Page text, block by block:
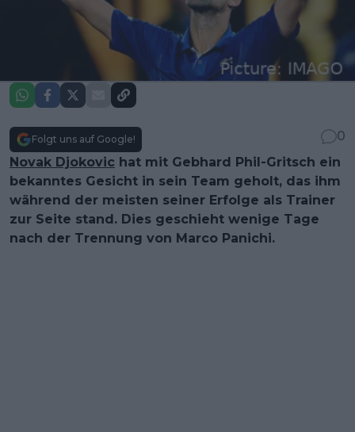
Folgt uns auf Google!
0
Novak Djokovic hat mit Gebhard Phil-Gritsch ein
bekanntes Gesicht in sein Team geholt, das ihm
während der meisten seiner Erfolge als Trainer
zur Seite stand. Dies geschieht wenige Tage
nach der Trennung von Marco Panichi.